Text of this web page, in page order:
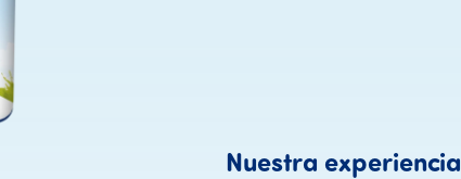
Nuestra experiencia